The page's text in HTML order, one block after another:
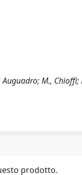
Auguadro; M.,
prodotto.